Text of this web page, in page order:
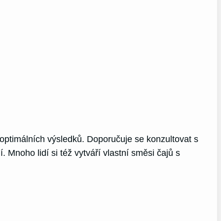
výsledků. Doporučuje se konzultovat s
Mnoho lidí si též vytváří vlastní směsi čajů s